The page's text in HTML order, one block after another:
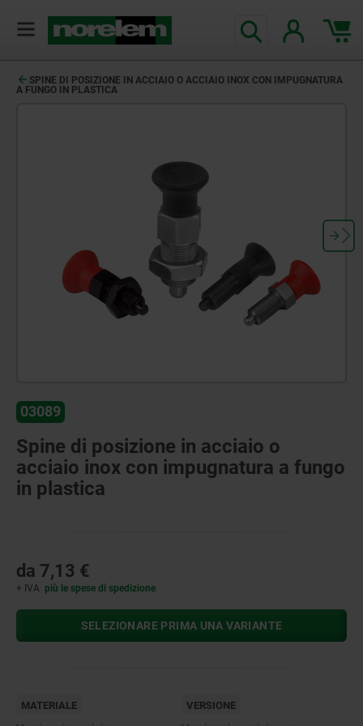
SPINE DI POSIZIONE IN ACCIAIO O ACCIAIO INOX CON IMPUGNATURA
A FUNGO IN PLASTICA
03089
Spine di posizione in acciaio o
acciaio inox con impugnatura a fungo
in plastica
da 7,13 €
+ IVA più le spese di spedizione
SELEZIONARE PRIMA UNA VARIANTE
MATERIALE VERSIONE